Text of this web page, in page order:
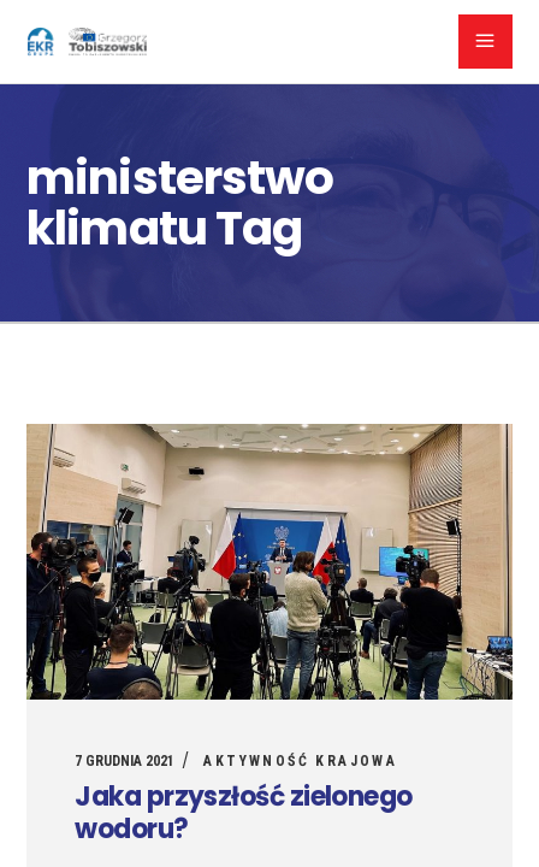
ministerstwo
klimatu Tag
7 GRUDNIA 2021 AKTYWNOŚĆ KRAJOWA
Jaka przyszłość zielonego
wodoru?